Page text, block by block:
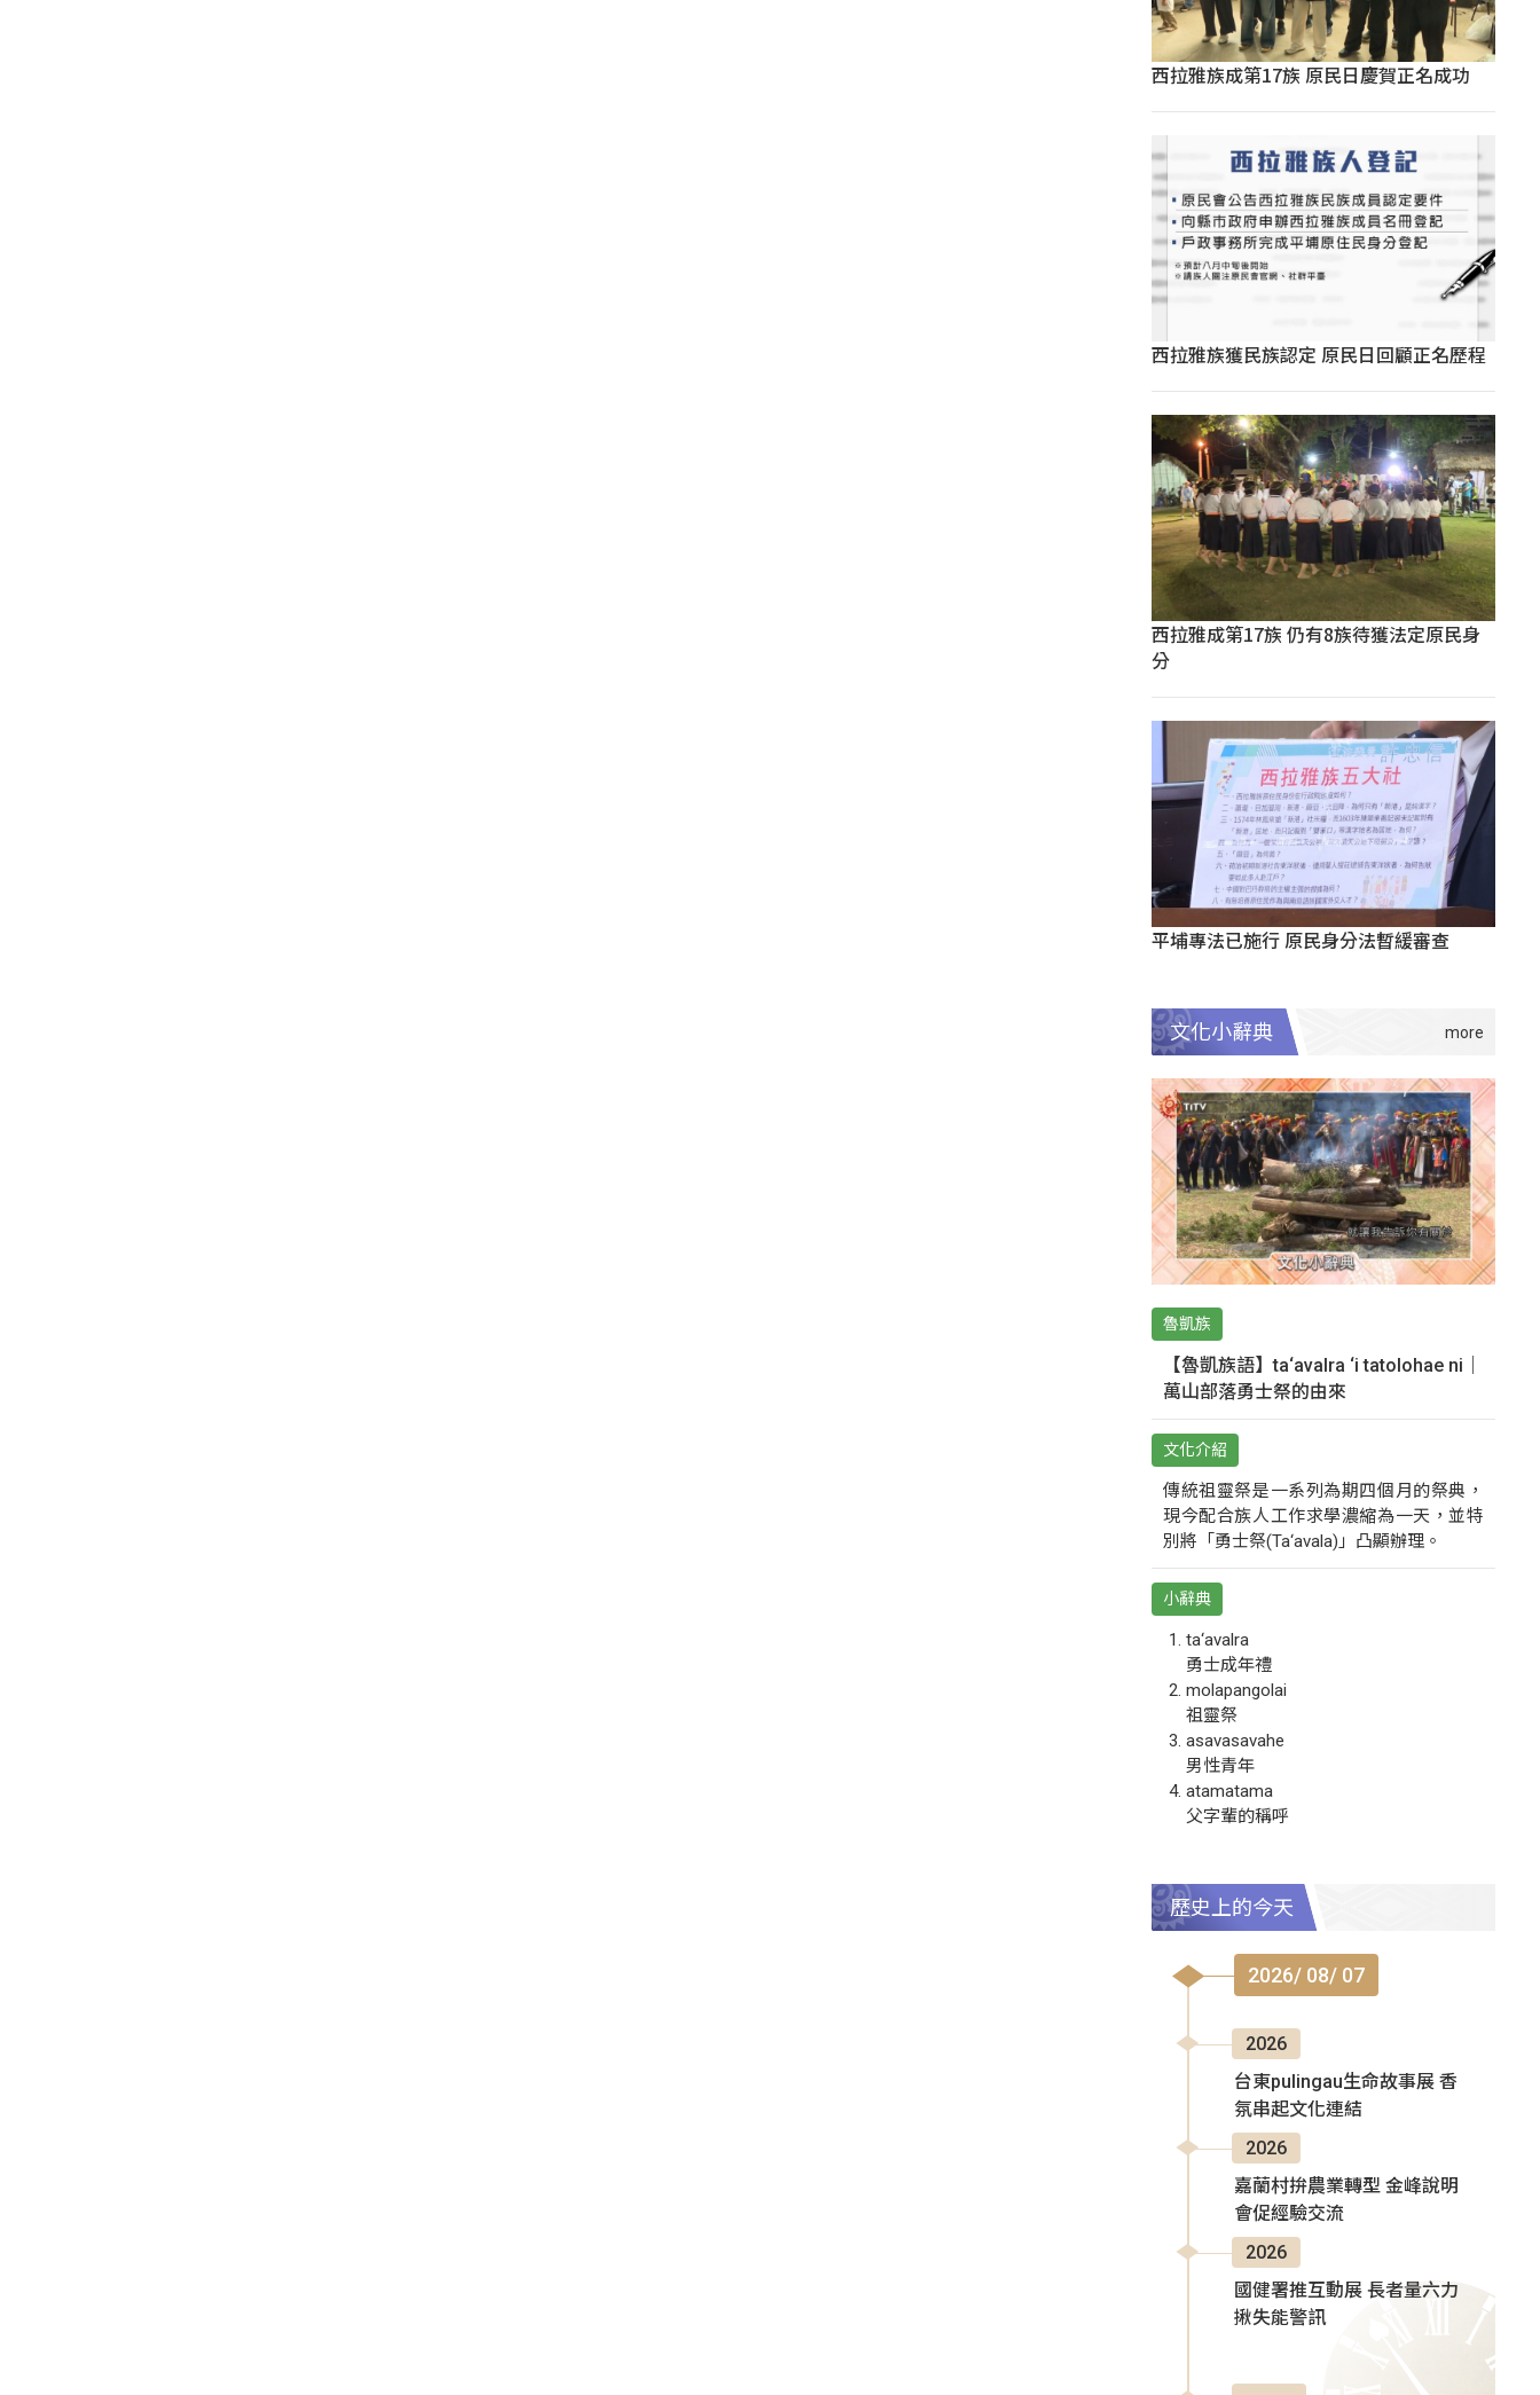
西拉雅族成第17族 原民日慶賀正名成功
西拉雅族獲民族認定 原民日回顧正名歷程
西拉雅成第17族 仍有8族待獲法定原民身
分
平埔專法已施行 原民身分法暫緩審查
文化小辭典
魯凱族
【魯凱族語】ta‘avalra ‘i tatolohae ni｜
萬山部落勇士祭的由來
文化介紹
傳統祖靈祭是一系列為期四個月的祭典，
現今配合族人工作求學濃縮為一天，並特
別將「勇士祭(Ta‘avala)」凸顯辦理。
小辭典
ta‘avalra
勇士成年禮
molapangolai
祖靈祭
asavasavahe
男性青年
atamatama
父字輩的稱呼
歷史上的今天
2026/ 08/ 07
2026
台東pulingau生命故事展 香
氛串起文化連結
2026
嘉蘭村拚農業轉型 金峰說明
會促經驗交流
2026
國健署推互動展 長者量六力
揪失能警訊